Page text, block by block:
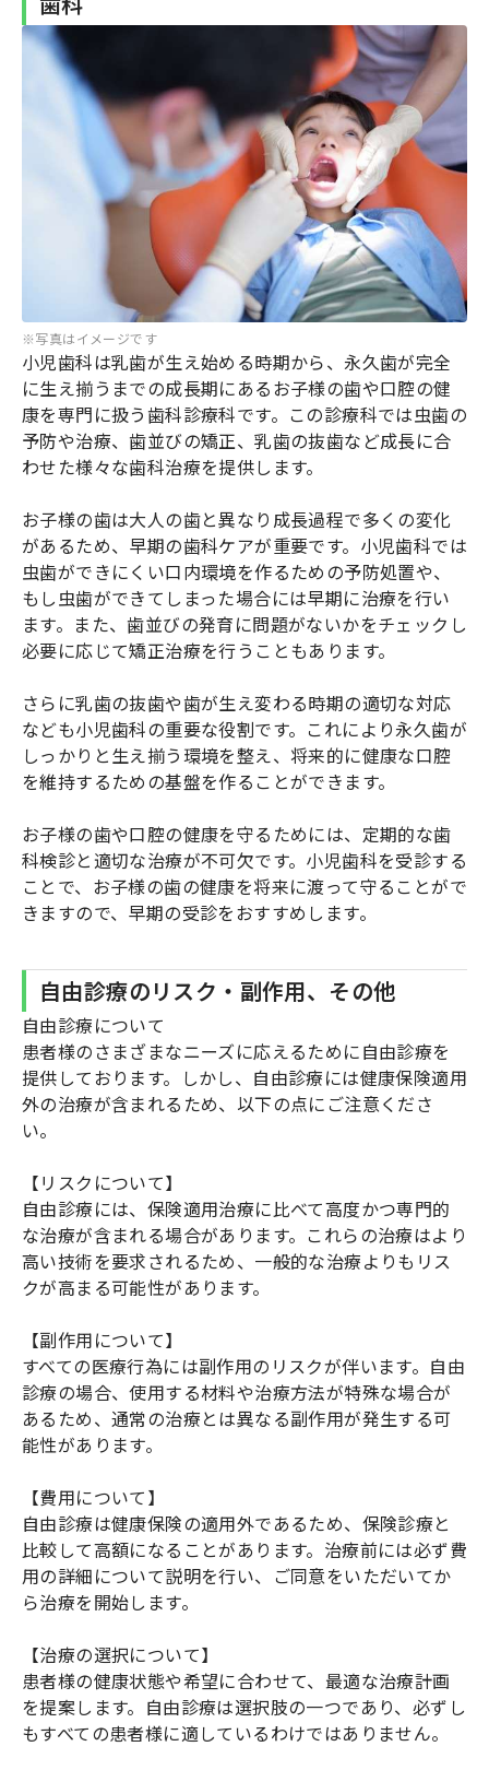
※写真はイメージです
小児歯科は乳歯が生え始める時期から、永久歯が完全
に生え揃うまでの成長期にあるお子様の歯や口腔の健
康を専門に扱う歯科診療科です。この診療科では虫歯の
予防や治療、歯並びの矯正、乳歯の抜歯など成長に合
わせた様々な歯科治療を提供します。
お子様の歯は大人の歯と異なり成長過程で多くの変化
があるため、早期の歯科ケアが重要です。小児歯科では
虫歯ができにくい口内環境を作るための予防処置や、
もし虫歯ができてしまった場合には早期に治療を行い
ます。また、歯並びの発育に問題がないかをチェックし
必要に応じて矯正治療を行うこともあります。
さらに乳歯の抜歯や歯が生え変わる時期の適切な対応
なども小児歯科の重要な役割です。これにより永久歯が
しっかりと生え揃う環境を整え、将来的に健康な口腔
を維持するための基盤を作ることができます。
お子様の歯や口腔の健康を守るためには、定期的な歯
科検診と適切な治療が不可欠です。小児歯科を受診する
ことで、お子様の歯の健康を将来に渡って守ることがで
きますので、早期の受診をおすすめします。
自由診療のリスク・副作用、その他
自由診療について
患者様のさまざまなニーズに応えるために自由診療を
提供しております。しかし、自由診療には健康保険適用
外の治療が含まれるため、以下の点にご注意くださ
い。
【リスクについて】
自由診療には、保険適用治療に比べて高度かつ専門的
な治療が含まれる場合があります。これらの治療はより
高い技術を要求されるため、一般的な治療よりもリス
クが高まる可能性があります。
【副作用について】
すべての医療行為には副作用のリスクが伴います。自由
診療の場合、使用する材料や治療方法が特殊な場合が
あるため、通常の治療とは異なる副作用が発生する可
能性があります。
【費用について】
自由診療は健康保険の適用外であるため、保険診療と
比較して高額になることがあります。治療前には必ず費
用の詳細について説明を行い、ご同意をいただいてか
ら治療を開始します。
【治療の選択について】
患者様の健康状態や希望に合わせて、最適な治療計画
を提案します。自由診療は選択肢の一つであり、必ずし
もすべての患者様に適しているわけではありません。